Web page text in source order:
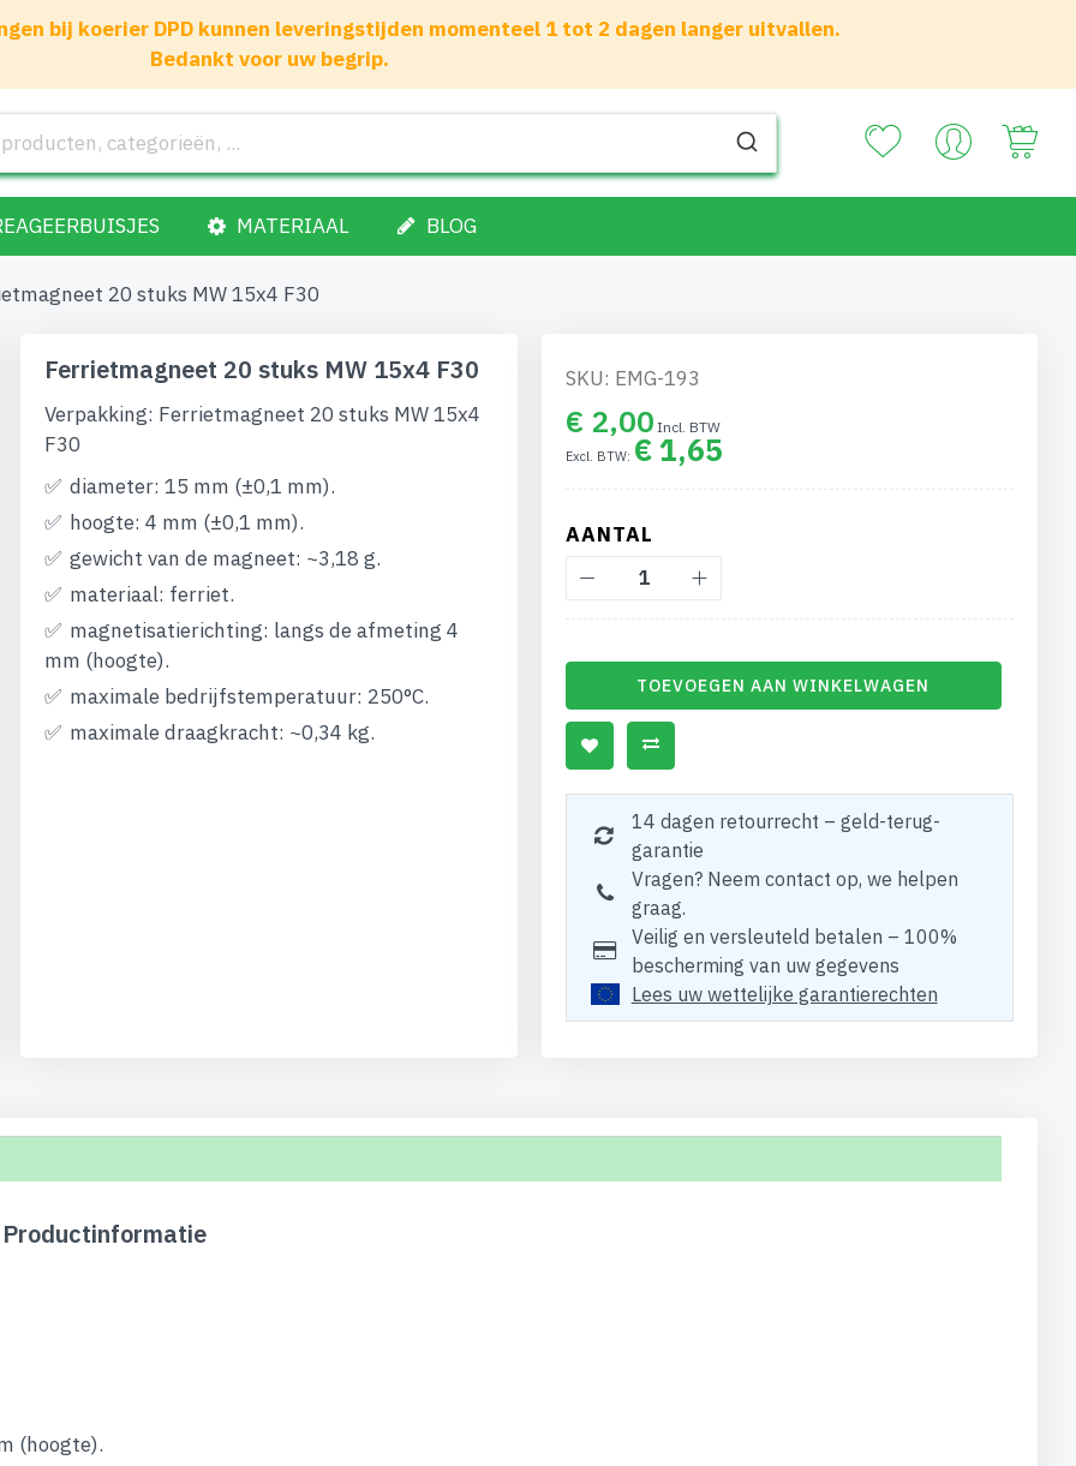
bij koerier DPD kunnen leveringstijden momenteel 1 tot 2 dagen langer uitvallen.
Bedankt voor uw begrip.
MATERIAAL BLOG
20 stuks MW 15x4 F30
Ferrietmagneet 20 stuks MW 15x4 F30
Verpakking: Ferrietmagneet 20 stuks MW 15x4
F30
diameter: 15 mm (±0,1 mm).
hoogte: 4 mm (±0,1 mm).
gewicht van de magneet: ~3,18 g.
materiaal: ferriet.
magnetisatierichting: langs de afmeting 4
mm (hoogte).
maximale bedrijfstemperatuur: 250°C.
maximale draagkracht: ~0,34 kg.
SKU: EMG-193
€ 2,00
€ 1,65
AANTAL
TOEVOEGEN AAN WINKELWAGEN
14 dagen retourrecht – geld-terug-
garantie
Vragen? Neem contact op, we helpen
graag.
Veilig en versleuteld betalen – 100%
bescherming van uw gegevens
Lees uw wettelijke garantierechten
(hoogte).